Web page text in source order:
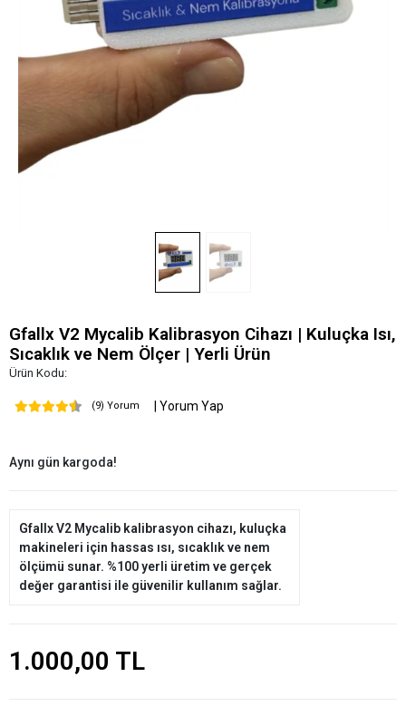
Gfallx V2 Mycalib Kalibrasyon Cihazı | Kuluçka Isı,
Sıcaklık ve Nem Ölçer | Yerli Ürün
Ürün Kodu:
(9) Yorum | Yorum Yap
Aynı gün kargoda!
Gfallx V2 Mycalib kalibrasyon cihazı, kuluçka
makineleri için hassas ısı, sıcaklık ve nem
ölçümü sunar. %100 yerli üretim ve gerçek
değer garantisi ile güvenilir kullanım sağlar.
1.000,00 TL